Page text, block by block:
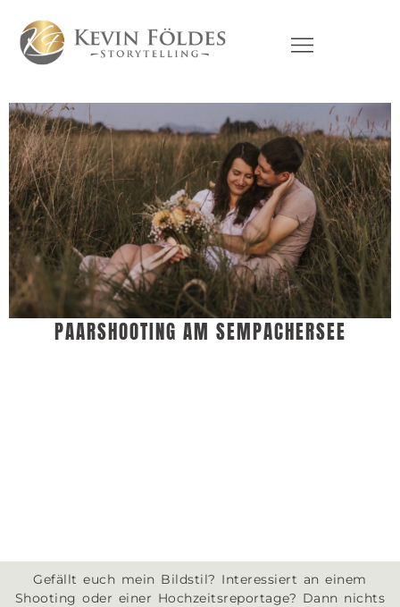
PAARSHOOTING AM SEMPACHERSEE
Gefällt euch mein Bildstil? Interessiert an einem
Shooting oder einer Hochzeitsreportage? Dann nichts